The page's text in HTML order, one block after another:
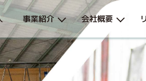
事業紹介 会社概要